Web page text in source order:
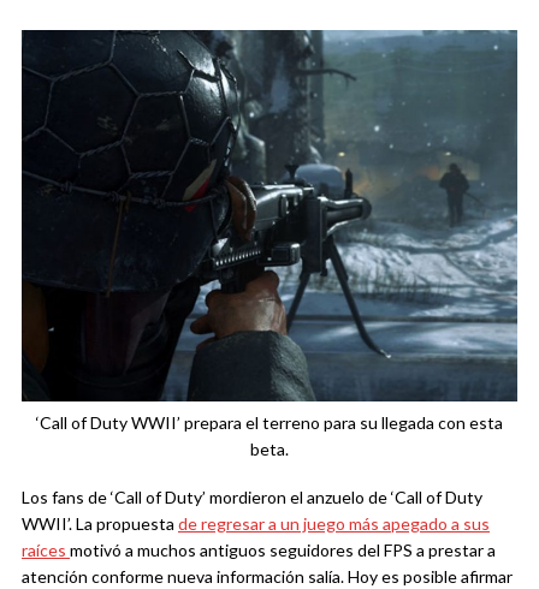
‘Call of Duty WWII’ prepara el terreno para su llegada con esta
beta.
Los fans de ‘Call of Duty’ mordieron el anzuelo de ‘Call of Duty
WWII’. La propuesta de regresar a un juego más apegado a sus
raíces motivó a muchos antiguos seguidores del FPS a prestar a
atención conforme nueva información salía. Hoy es posible afirmar